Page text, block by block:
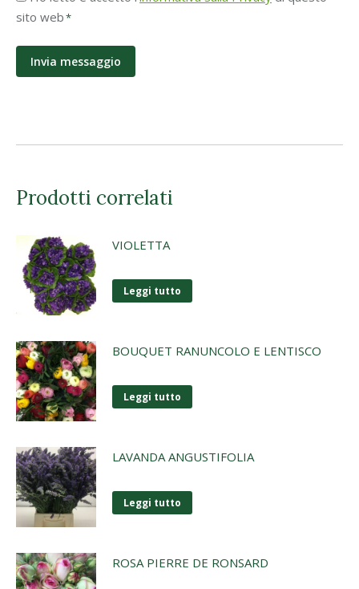
Privacy
sito web*
Prodotti correlati
VIOLETTA
Leggi tutto
BOUQUET RANUNCOLO E LENTISCO
Leggi tutto
LAVANDA ANGUSTIFOLIA
Leggi tutto
ROSA PIERRE DE RONSARD